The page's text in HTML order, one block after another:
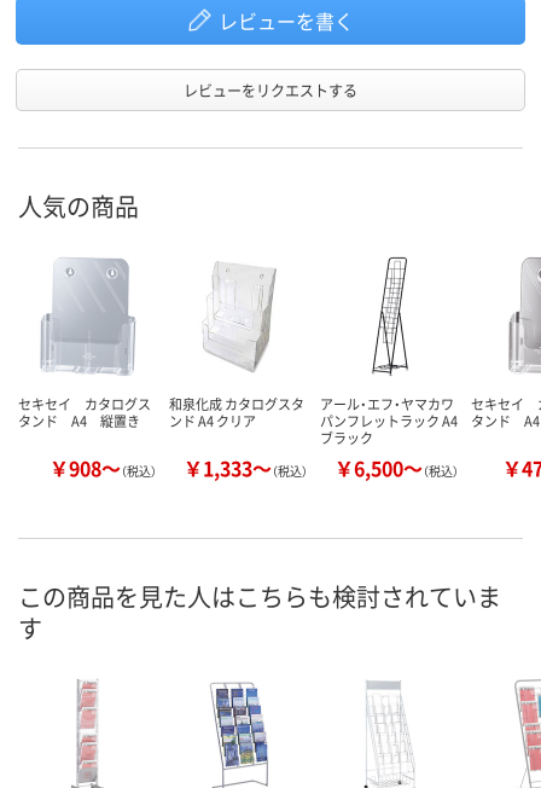
レビューを書く
レビューをリクエストする
人気の商品
セキセイ カタログス
タンド A4 縦置き
￥908～（税込）
和泉化成 カタログスタ
ンド A4 クリア
￥1,333～（税込）
アール・エフ・ヤマカワ
パンフレットラック A4
ブラック
￥6,500～（税込）
セキセイ
タンド
￥
この商品を見た人はこちらも検討されていま
す